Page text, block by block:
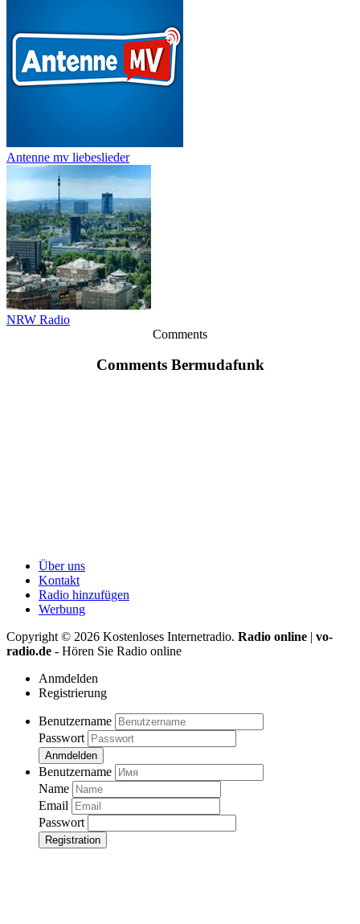
Antenne mv liebeslieder
NRW Radio
Comments
Comments Bermudafunk
Über uns
Kontakt
Radio hinzufügen
Werbung
Copyright © 2026 Kostenloses Internetradio. Radio online | vo-
radio.de - Hören Sie Radio online
Anmdelden
Registrierung
Benutzername
Passwort
Anmdelden
Benutzername
Name
Email
Passwort
Registration